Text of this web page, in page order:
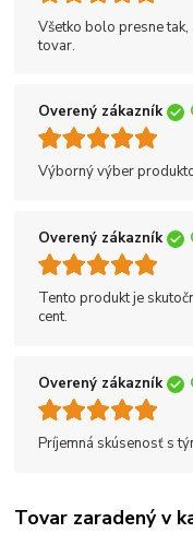
Všetko bolo presne
tovar.
Overený zákazník
Výborný výber
Overený zákazník
Tento produkt je
cent.
Overený zákazník
Príjemná skúsenosť s
Tovar zaradený v